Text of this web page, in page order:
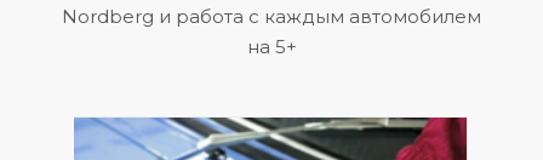
Nordberg и работа с каждым автомобилем
на 5+